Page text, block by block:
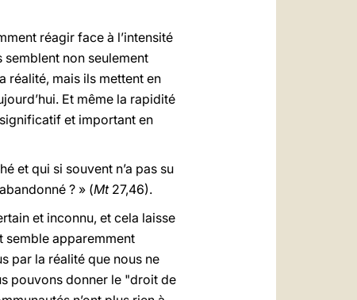
réagir face à l’intensité
non seulement
réalité, mais ils mettent en
Et même la rapidité
et important en
et qui si souvent n’a pas su
? » (Mt27,46).
et inconnu, et cela laisse
semble apparemment
par la réalité que nous ne
pouvons donner le "droit de